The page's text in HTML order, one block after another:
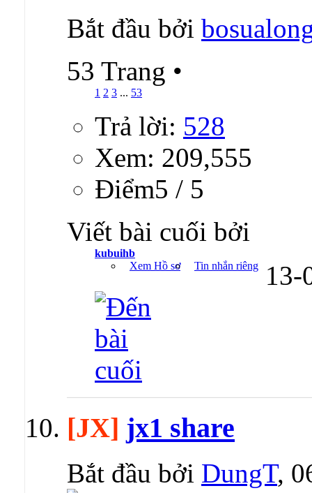
Bắt đầu bởi
53 Trang •
1 2 3 ... 53
Trả lời: 528
Xem: 209,555
Ðiểm5 / 5
Viết bài cuối bởi
kubuihb
Xem Hồ sơ
Tin nhắn riêng
[JX] jx1 share
Bắt đầu bởi DungT,